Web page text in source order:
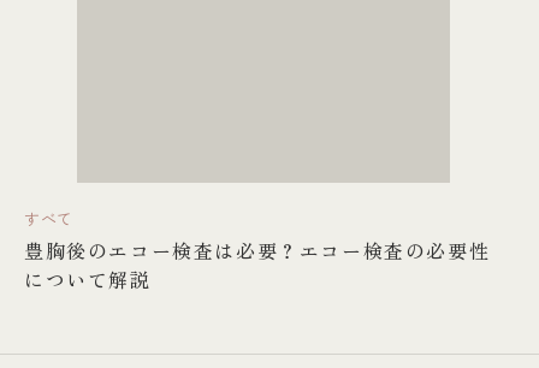
すべて
豊胸後のエコー検査は必要？エコー検査の必要性
について解説